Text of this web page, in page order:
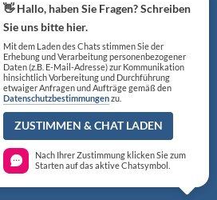
System
👋 Hallo, haben Sie Fragen? Schreiben
Sie uns bitte hier.
Mit dem Laden des Chats stimmen Sie der
Erhebung und Verarbeitung personenbezogener
Daten (z.B. E-Mail-Adresse) zur Kommunikation
hinsichtlich Vorbereitung und Durchführung
etwaiger Anfragen und Aufträge gemäß den
Datenschutzbestimmungenzu.
ZUSTIMMEN & CHAT LADEN
Nach Ihrer Zustimmung klicken Sie zum
Starten auf das aktive Chatsymbol.